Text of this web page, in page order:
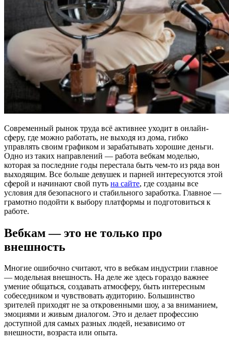
Современный рынок труда всё активнее уходит в онлайн-
сферу, где можно работать, не выходя из дома, гибко
управлять своим графиком и зарабатывать хорошие деньги.
Одно из таких направлений — работа вебкам моделью,
которая за последние годы перестала быть чем-то из ряда вон
выходящим. Все больше девушек и парней интересуются этой
сферой и начинают свой путь на сайте, где созданы все
условия для безопасного и стабильного заработка. Главное —
грамотно подойти к выбору платформы и подготовиться к
работе.
Вебкам — это не только про
внешность
Многие ошибочно считают, что в вебкам индустрии главное
— модельная внешность. На деле же здесь гораздо важнее
умение общаться, создавать атмосферу, быть интересным
собеседником и чувствовать аудиторию. Большинство
зрителей приходят не за откровенными шоу, а за вниманием,
эмоциями и живым диалогом. Это и делает профессию
доступной для самых разных людей, независимо от
внешности, возраста или опыта.